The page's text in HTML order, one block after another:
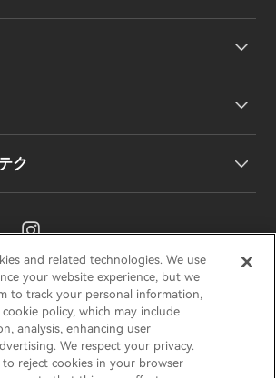
る
ク
定
ング
STAXHECATE
and related technologies. We use
your website experience, but we
to track your personal information,
policy, which may include
analysis, enhancing user
We respect your privacy.
to reject cookies in your browser